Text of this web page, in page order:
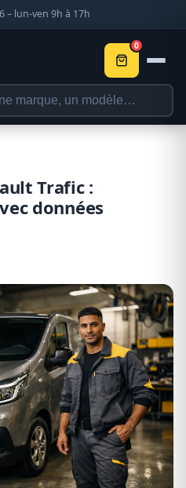
– lun-ven 9h à 17h
0
Trafic :
données